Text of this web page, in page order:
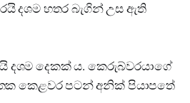
දශම හතර බැගින් උස ඇති
දශම දෙකක් ය. කෙරුබ්වරයාගේ
කෙළවර පටන් අනික් පියාපතේ